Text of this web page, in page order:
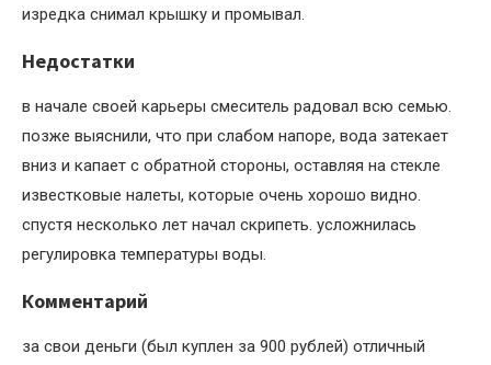
изредка снимал крышку и промывал.
Недостатки
в начале своей карьеры смеситель радовал всю семью.
позже выяснили, что при слабом напоре, вода затекает
вниз и капает с обратной стороны, оставляя на стекле
известковые налеты, которые очень хорошо видно.
спустя несколько лет начал скрипеть. усложнилась
регулировка температуры воды.
Комментарий
за свои деньги (был куплен за 900 рублей) отличный